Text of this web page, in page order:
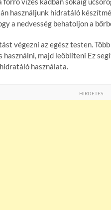
használjunk hidratáló
a nedvesség behatoljon a
végezni az egész testen.
használni, majd leöblíteni Ez
használata.
HIRDETÉS